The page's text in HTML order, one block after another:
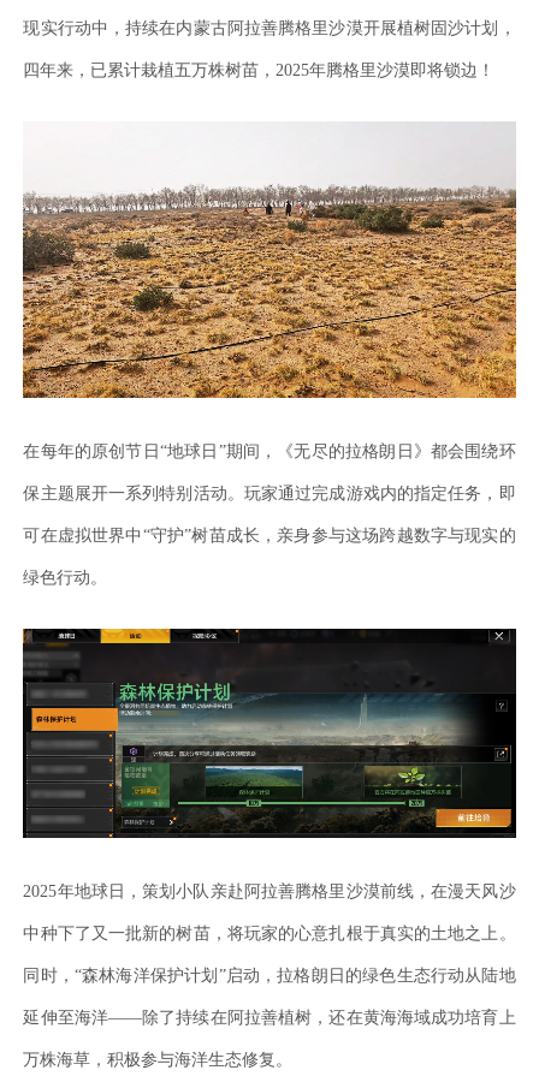
现实行动中，持续在内蒙古阿拉善腾格里沙漠开展植树固沙计划，
四年来，已累计栽植五万株树苗，2025年腾格里沙漠即将锁边！
在每年的原创节日 “地球日”期间，《无尽的拉格朗日》都会围绕环
保主题展开一系列特别活动。玩家通过完成游戏内的指定任务，即
可在虚拟世界中“守护”树苗成长，亲身参与这场跨越数字与现实的
绿色行动。
2025年地球日，策划小队亲赴阿拉善腾格里沙漠前线，在漫天风沙
中种下了又一批新的树苗，将玩家的心意扎根于真实的土地之上。
同时，“森林海洋保护计划”启动，拉格朗日的绿色生态行动从陆地
延伸至海洋——除了持续在阿拉善植树，还在黄海海域成功培育上
万株海草，积极参与海洋生态修复。